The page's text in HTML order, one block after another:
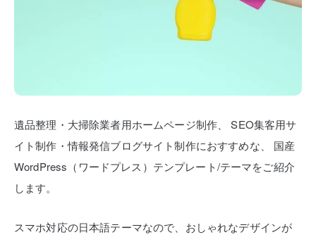
遺品整理・大掃除業者用ホームページ制作、
SEO集客用サ
イト制作・情報発信ブログサイト制作におすすめな、
国産
WordPress（ワードプレス）テンプレート/テーマをご紹介
します。
スマホ対応の日本語テーマなので、おしゃれなデザインが